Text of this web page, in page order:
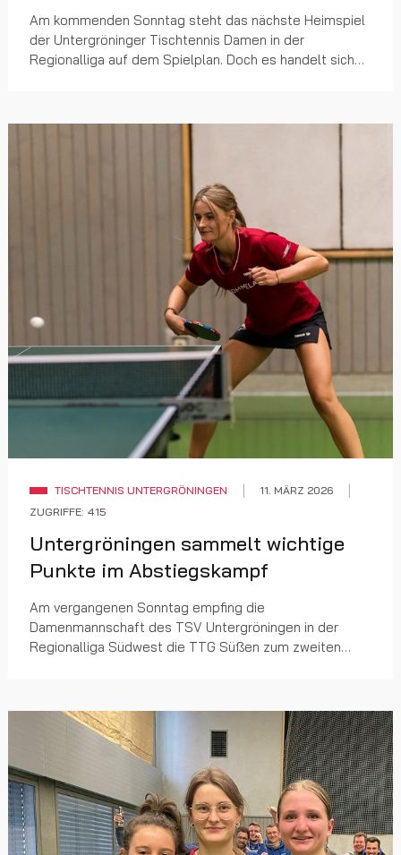
Am kommenden Sonntag steht das nächste Heimspiel
der Untergröninger Tischtennis Damen in der
Regionalliga auf dem Spielplan. Doch es handelt sich
TISCHTENNIS UNTERGRÖNINGEN
11. MÄRZ 2026
ZUGRIFFE: 415
Untergröningen sammelt wichtige
Punkte im Abstiegskampf
Am vergangenen Sonntag empfing die
Damenmannschaft des TSV Untergröningen in der
Regionalliga Südwest die TTG Süßen zum zweiten